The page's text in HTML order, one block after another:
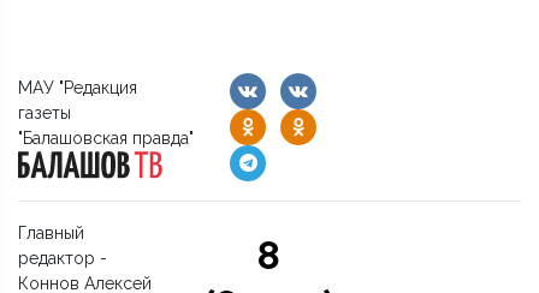
МАУ "Редакция
газеты
"Балашовская правда"
Главный
редактор -
Коннов Алексей
8